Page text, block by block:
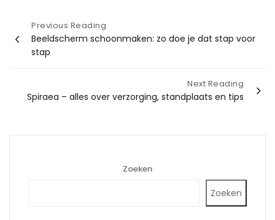
Bericht
navigatie
Previous Reading
Beeldscherm schoonmaken: zo doe je dat stap voor
stap
Next Reading
Spiraea – alles over verzorging, standplaats en tips
Zoeken
Zoeken